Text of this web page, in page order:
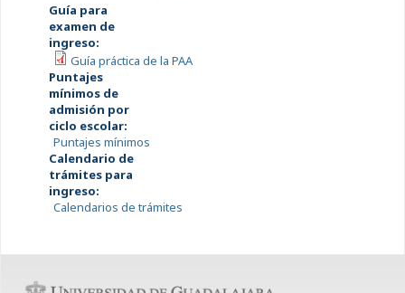
Guía para
examen de
ingreso:
Guía práctica de la PAA
Puntajes
mínimos de
admisión por
ciclo escolar:
Puntajes mínimos
Calendario de
trámites para
ingreso:
Calendarios de trámites